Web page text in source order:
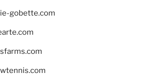
gobette.com